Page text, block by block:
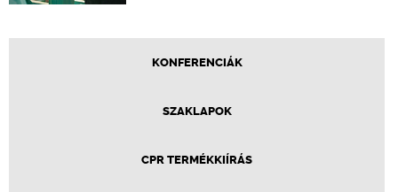
KONFERENCIÁK
SZAKLAPOK
CPR TERMÉKKIÍRÁS